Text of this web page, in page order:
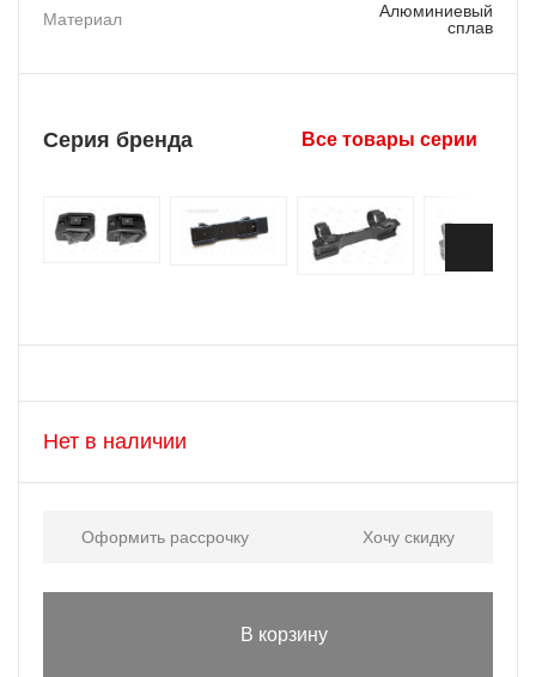
Материал
Алюминиевый
сплав
Серия бренда Все товары серии
Нет в наличии
Оформить рассрочку Хочу скидку
В корзину